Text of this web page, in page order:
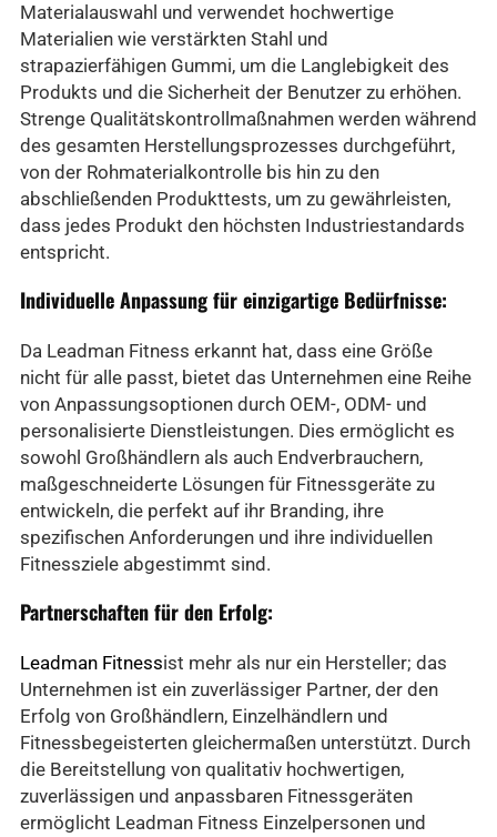
Materialauswahl und verwendet hochwertige
Materialien wie verstärkten Stahl und
strapazierfähigen Gummi, um die Langlebigkeit des
Produkts und die Sicherheit der Benutzer zu erhöhen.
Strenge Qualitätskontrollmaßnahmen werden während
des gesamten Herstellungsprozesses durchgeführt,
von der Rohmaterialkontrolle bis hin zu den
abschließenden Produkttests, um zu gewährleisten,
dass jedes Produkt den höchsten Industriestandards
entspricht.
Individuelle Anpassung für einzigartige Bedürfnisse:
Da Leadman Fitness erkannt hat, dass eine Größe
nicht für alle passt, bietet das Unternehmen eine Reihe
von Anpassungsoptionen durch OEM-, ODM- und
personalisierte Dienstleistungen. Dies ermöglicht es
sowohl Großhändlern als auch Endverbrauchern,
maßgeschneiderte Lösungen für Fitnessgeräte zu
entwickeln, die perfekt auf ihr Branding, ihre
spezifischen Anforderungen und ihre individuellen
Fitnessziele abgestimmt sind.
Partnerschaften für den Erfolg:
Leadman Fitnessist mehr als nur ein Hersteller; das
Unternehmen ist ein zuverlässiger Partner, der den
Erfolg von Großhändlern, Einzelhändlern und
Fitnessbegeisterten gleichermaßen unterstützt. Durch
die Bereitstellung von qualitativ hochwertigen,
zuverlässigen und anpassbaren Fitnessgeräten
ermöglicht Leadman Fitness Einzelpersonen und